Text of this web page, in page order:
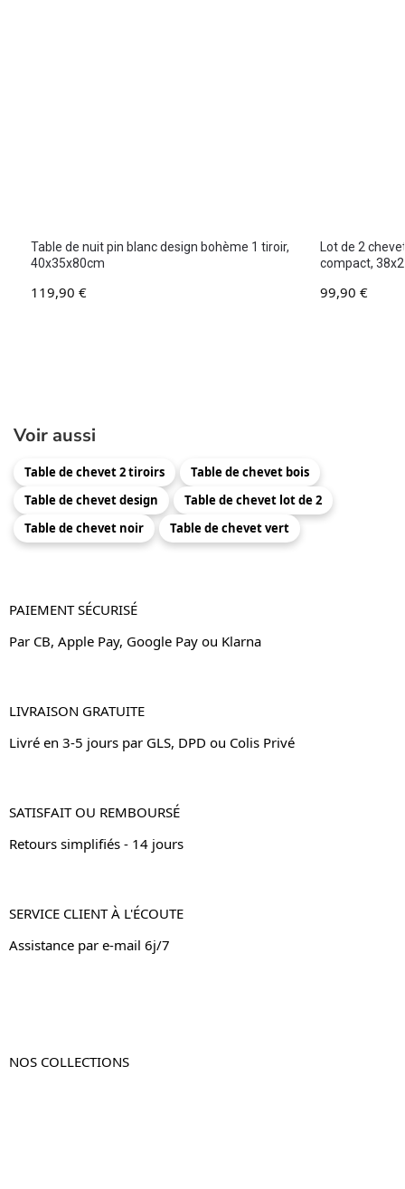
Table de nuit pin blanc design bohème 1 tiroir,
40x35x80cm
119,90 €
Lot de 2
compact,
99,90 €
Voir aussi
Table de chevet 2 tiroirs
Table de chevet bois
Table de chevet design
Table de chevet lot de 2
Table de chevet noir
Table de chevet vert
PAIEMENT SÉCURISÉ
Par CB, Apple Pay, Google Pay ou Klarna
LIVRAISON GRATUITE
Livré en 3-5 jours par GLS, DPD ou Colis Privé
SATISFAIT OU REMBOURSÉ
Retours simplifiés - 14 jours
SERVICE CLIENT À L'ÉCOUTE
Assistance par e-mail 6j/7
NOS COLLECTIONS